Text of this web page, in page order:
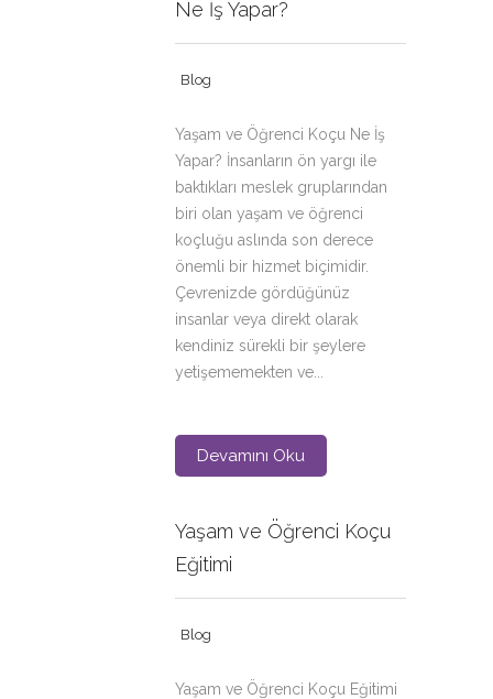
Yaşam ve Öğrenci Koçu Ne İş
Yapar? İnsanların ön yargı ile
baktıkları meslek gruplarından
biri olan yaşam ve öğrenci
koçluğu aslında son derece
önemli bir hizmet biçimidir.
Çevrenizde gördüğünüz
insanlar veya direkt olarak
kendiniz sürekli bir şeylere
yetişememekten ve...
Ne İş Yapar?
Blog
Devamını Oku
Yaşam ve Öğrenci Koçu Eğitimi
Yaşam ve Öğrenci Koçu
Eğitimi
Blog